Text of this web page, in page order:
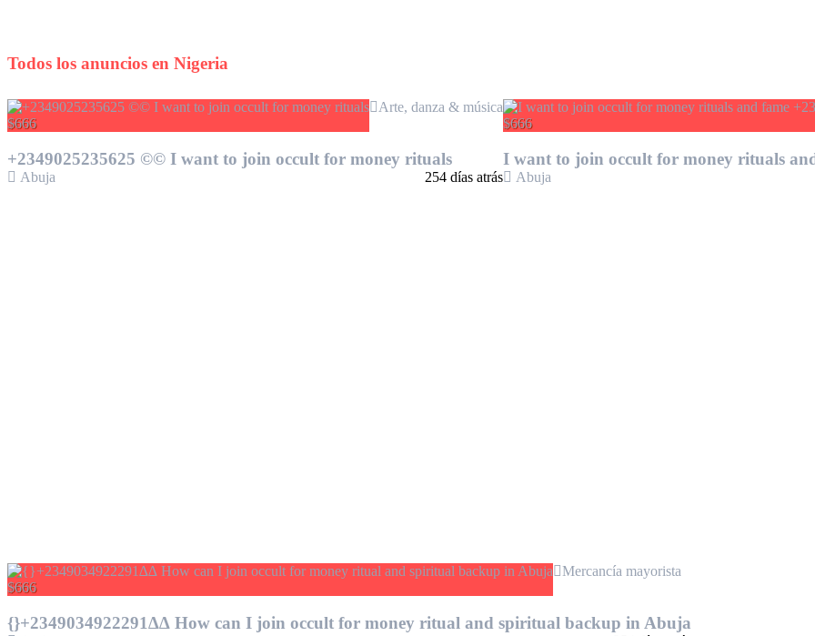
Todos los anuncios en Nigeria
$666
Arte, danza & música
+2349025235625 ©© I want to join occult for money rituals
Abuja 254 días atrás
$666
I want to join occult for money rituals
Abuja
$666
Mercancía mayorista
{}+2349034922291∆∆ How can I join occult for money ritual and spiritual backup in Abuja